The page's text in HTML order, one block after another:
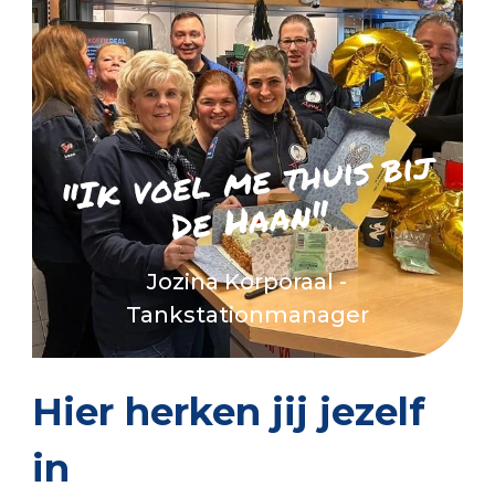
"Ik voel
me thuis bij
De Haan"
Jozina Korporaal -
Tankstationmanager
Hier herken jij jezelf
in